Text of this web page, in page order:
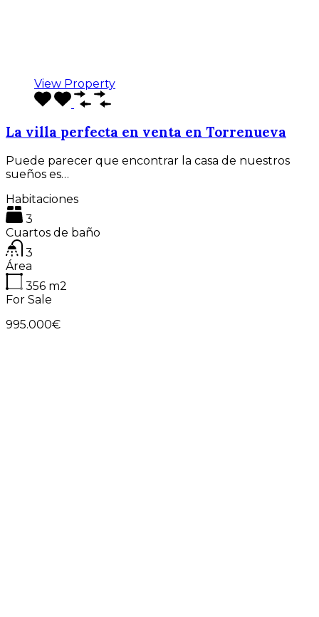
View Property
La villa perfecta en venta en Torrenueva
Puede parecer que encontrar la casa de nuestros
sueños es…
Habitaciones
3
Cuartos de baño
3
Área
356 m2
For Sale
995.000€